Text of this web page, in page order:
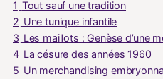
1 Tout sauf une tradition
2 Une tunique infantile
3 Les maillots : Genèse d’une
4 La césure des années 1960
5 Un merchandising